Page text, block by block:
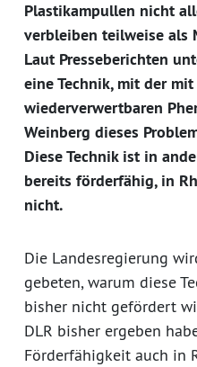
Plastikampullen nicht
verbleiben teilweise als
Laut Presseberichten
eine Technik, mit der
wiederverwertbaren
Weinberg dieses
Diese Technik ist in
bereits förderfähig, in
nicht.
Die Landesregierung
gebeten, warum diese
bisher nicht gefördert
DLR bisher ergeben
Förderfähigkeit auch in